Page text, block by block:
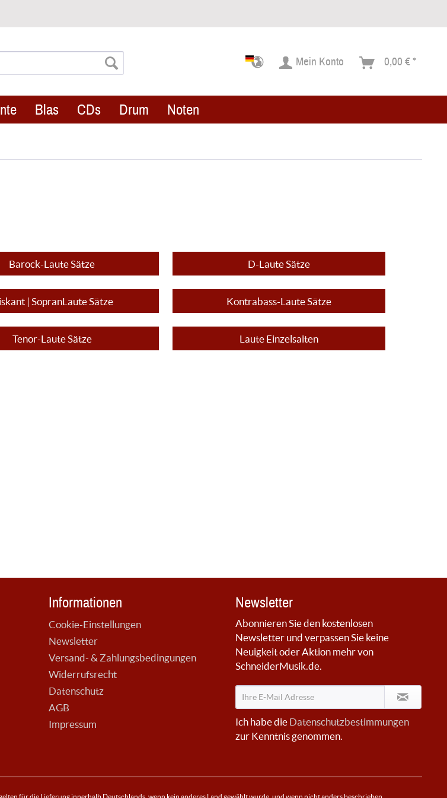
Mein Konto 0,00 € *
Blas CDs Drum Noten
Barock-Laute Sätze D-Laute Sätze
| SopranLaute Sätze Kontrabass-Laute Sätze
Tenor-Laute Sätze Laute Einzelsaiten
Informationen
Cookie-Einstellungen
Newsletter
Versand- & Zahlungsbedingungen
Widerrufsrecht
Datenschutz
AGB
Impressum
Newsletter
Abonnieren Sie den kostenlosen
Newsletter und verpassen Sie keine
Neuigkeit oder Aktion mehr von
SchneiderMusik.de.
Ich habe die Datenschutzbestimmungen
zur Kenntnis genommen.